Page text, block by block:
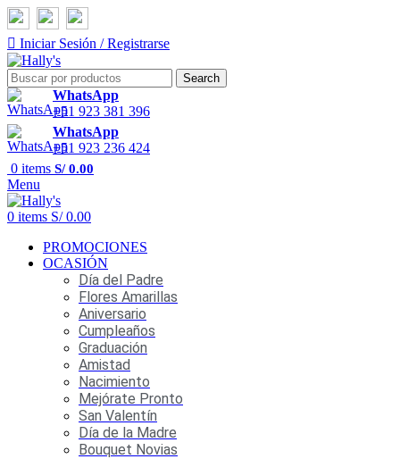
Iniciar Sesión / Registrarse
Search
WhatsApp
+51 923 381 396
WhatsApp
+51 923 236 424
0 items S/0.00
Menu
0 items S/0.00
PROMOCIONES
OCASIÓN
Día del Padre
Flores Amarillas
Aniversario
Cumpleaños
Graduación
Amistad
Nacimiento
Mejórate Pronto
San Valentín
Día de la Madre
Bouquet Novias